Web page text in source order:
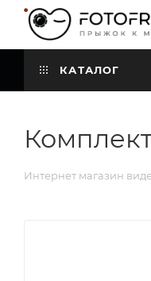
КАТАЛОГ
Интернет магазин